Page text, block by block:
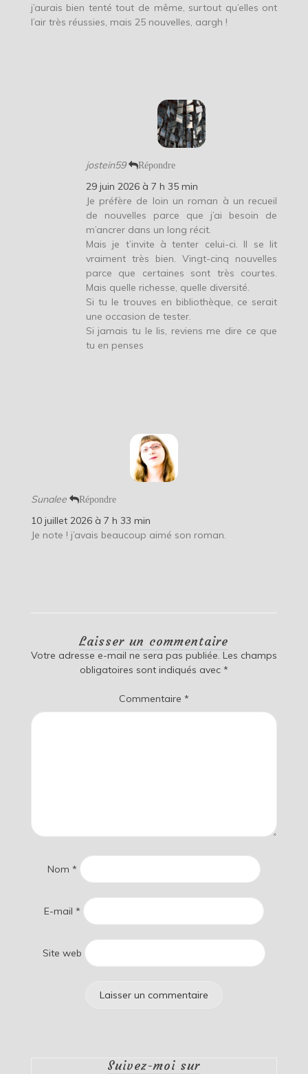
j’aurais bien tenté tout de même, surtout qu’elles ont
l’air très réussies, mais 25 nouvelles, aargh !
jostein59 Répondre
29 juin 2026 à 7 h 35 min
Je préfère de loin un roman à un recueil
de nouvelles parce que j’ai besoin de
m’ancrer dans un long récit.
Mais je t’invite à tenter celui-ci. Il se lit
vraiment très bien. Vingt-cinq nouvelles
parce que certaines sont très courtes.
Mais quelle richesse, quelle diversité.
Si tu le trouves en bibliothèque, ce serait
une occasion de tester.
Si jamais tu le lis, reviens me dire ce que
tu en penses
Sunalee Répondre
10 juillet 2026 à 7 h 33 min
Je note ! j’avais beaucoup aimé son roman.
Laisser un commentaire
Votre adresse e-mail ne sera pas publiée. Les champs
obligatoires sont indiqués avec *
Commentaire *
Nom *
E-mail *
Site web
Suivez-moi sur